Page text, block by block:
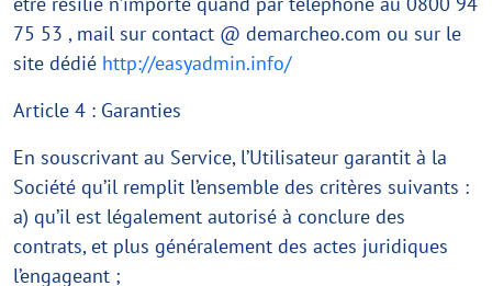
75 53 , mail sur contact @ demarcheo.com ou sur le
site dédié http://easyadmin.info/
Article 4 : Garanties
En souscrivant au Service, l’Utilisateur garantit à la
Société qu’il remplit l’ensemble des critères suivants :
a) qu’il est légalement autorisé à conclure des
contrats, et plus généralement des actes juridiques
l’engageant ;